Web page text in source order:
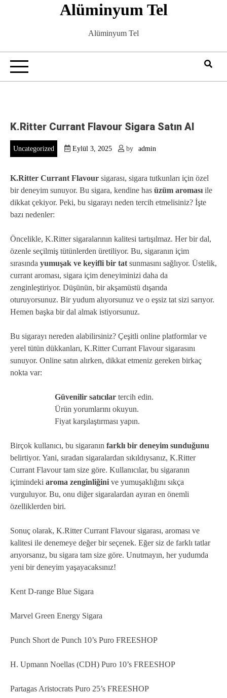
Alüminyum Tel
Alüminyum Tel
K.Ritter Currant Flavour Sigara Satın Al
Uncategorized Eylül 3, 2025 by admin
K.Ritter Currant Flavour sigarası, sigara tutkunları için özel
bir deneyim sunuyor. Bu sigara, kendine has üzüm aroması ile
dikkat çekiyor. Peki, bu sigarayı neden tercih etmelisiniz? İşte
bazı nedenler:
Öncelikle, K.Ritter sigaralarının kalitesi tartışılmaz. Her bir dal,
özenle seçilmiş tütünlerden üretiliyor. Bu, sigaranın içim
sırasında yumuşak ve keyifli bir tat sunmasını sağlıyor. Üstelik,
currant aroması, sigara içim deneyiminizi daha da
zenginleştiriyor. Düşünün, bir akşamüstü dışarıda
oturuyorsunuz. Bir yudum alıyorsunuz ve o eşsiz tat sizi sarıyor.
Hemen başka bir dal almak istiyorsunuz.
Bu sigarayı nereden alabilirsiniz? Çeşitli online platformlar ve
yerel tütün dükkanları, K.Ritter Currant Flavour sigarasını
sunuyor. Online satın alırken, dikkat etmeniz gereken birkaç
nokta var:
Güvenilir satıcılar tercih edin.
Ürün yorumlarını okuyun.
Fiyat karşılaştırması yapın.
Birçok kullanıcı, bu sigaranın farklı bir deneyim sunduğunu
belirtiyor. Yani, sıradan sigaralardan sıkıldıysanız, K.Ritter
Currant Flavour tam size göre. Kullanıcılar, bu sigaranın
içimindeki aroma zenginliğini ve yumuşaklığını sıkça
vurguluyor. Bu, onu diğer sigaralardan ayıran en önemli
özelliklerden biri.
Sonuç olarak, K.Ritter Currant Flavour sigarası, aroması ve
kalitesi ile denemeye değer bir seçenek. Eğer siz de farklı tatlar
arıyorsanız, bu sigara tam size göre. Unutmayın, her yudumda
yeni bir deneyim yaşayacaksınız!
Kent D-range Blue Sigara
Marvel Green Energy Sigara
Punch Short de Punch 10’s Puro FREESHOP
H. Upmann Noellas (CDH) Puro 10’s FREESHOP
Partagas Aristocrats Puro 25’s FREESHOP